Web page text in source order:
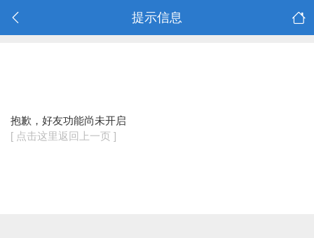
提示信息
抱歉，好友功能尚未开启
[ 点击这里返回上一页 ]